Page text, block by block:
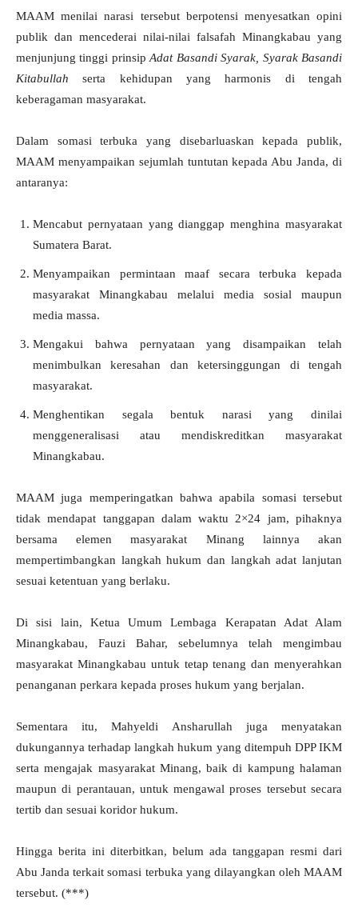
MAAM menilai narasi tersebut berpotensi menyesatkan opini
publik dan mencederai nilai-nilai falsafah Minangkabau yang
menjunjung tinggi prinsipAdat Basandi Syarak, Syarak Basandi
Kitabullah serta kehidupan yang harmonis di tengah
keberagaman masyarakat.
Dalam somasi terbuka yang disebarluaskan kepada publik,
MAAM menyampaikan sejumlah tuntutan kepada Abu Janda, di
antaranya:
Mencabut pernyataan yang dianggap menghina masyarakat
Sumatera Barat.
Menyampaikan permintaan maaf secara terbuka kepada
masyarakat Minangkabau melalui media sosial maupun
media massa.
Mengakui bahwa pernyataan yang disampaikan telah
menimbulkan keresahan dan ketersinggungan di tengah
masyarakat.
Menghentikan segala bentuk narasi yang dinilai
menggeneralisasi atau mendiskreditkan masyarakat
Minangkabau.
MAAM juga memperingatkan bahwa apabila somasi tersebut
tidak mendapat tanggapan dalam waktu 2×24 jam, pihaknya
bersama elemen masyarakat Minang lainnya akan
mempertimbangkan langkah hukum dan langkah adat lanjutan
sesuai ketentuan yang berlaku.
Di sisi lain, Ketua Umum Lembaga Kerapatan Adat Alam
Minangkabau, Fauzi Bahar, sebelumnya telah mengimbau
masyarakat Minangkabau untuk tetap tenang dan menyerahkan
penanganan perkara kepada proses hukum yang berjalan.
Sementara itu, Mahyeldi Ansharullah juga menyatakan
dukungannya terhadap langkah hukum yang ditempuh DPP IKM
serta mengajak masyarakat Minang, baik di kampung halaman
maupun di perantauan, untuk mengawal proses tersebut secara
tertib dan sesuai koridor hukum.
Hingga berita ini diterbitkan, belum ada tanggapan resmi dari
Abu Janda terkait somasi terbuka yang dilayangkan oleh MAAM
tersebut. (***)